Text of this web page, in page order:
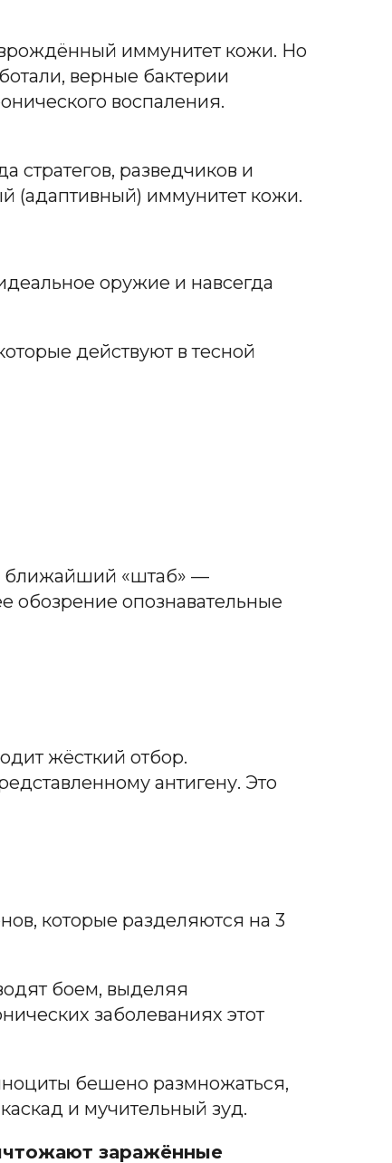
иммунитет кожи. Но
верные бактерии
воспаления.
стратегов, разведчиков и
(адаптивный) иммунитет кожи.
оружие и навсегда
действуют в тесной
ближайший «штаб» —
обозрение опознавательные
жёсткий отбор.
антигену. Это
которые разделяются на 3
боем, выделяя
заболеваниях этот
бешено размножаться,
и мучительный зуд.
заражённые